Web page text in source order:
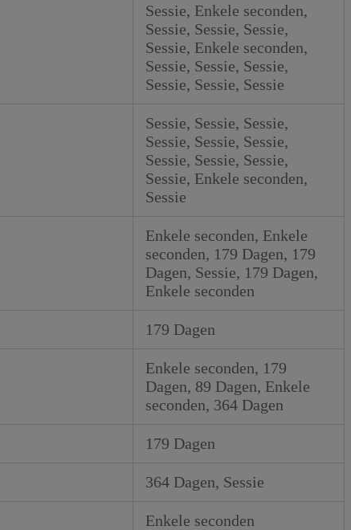
Sessie, Enkele seconden,
Sessie, Sessie, Sessie,
Sessie, Enkele seconden,
Sessie, Sessie, Sessie,
Sessie, Sessie, Sessie
Sessie, Sessie, Sessie,
Sessie, Sessie, Sessie,
Sessie, Sessie, Sessie,
Sessie, Enkele seconden,
Sessie
Enkele seconden, Enkele
seconden, 179 Dagen, 179
Dagen, Sessie, 179 Dagen,
Enkele seconden
179 Dagen
Enkele seconden, 179
Dagen, 89 Dagen, Enkele
seconden, 364 Dagen
179 Dagen
364 Dagen, Sessie
Enkele seconden